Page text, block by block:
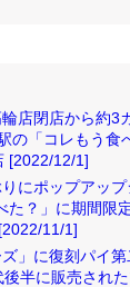
店閉店から約3
の「コレもう食
[2022/12/1]
にポップアッ
た？」に期間限
11/1]
」に復刻パイ
半に販売され